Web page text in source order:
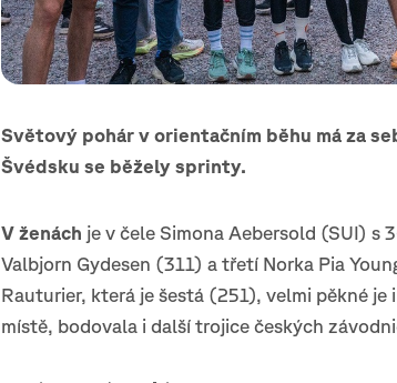
Světový pohár v orientačním běhu má za
Švédsku se běžely sprinty.
V ženách je v čele Simona Aebersold (SUI) s
Valbjorn Gydesen (311) a třetí Norka Pia
Rauturier, která je šestá (251), velmi pěkné
místě, bodovala i další trojice českých